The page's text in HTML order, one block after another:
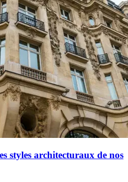
styles architecturaux de nos